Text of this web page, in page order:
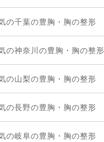
の千葉の豊胸・胸の整形
の神奈川の豊胸・胸の整形
の山梨の豊胸・胸の整形
の長野の豊胸・胸の整形
の岐阜の豊胸・胸の整形